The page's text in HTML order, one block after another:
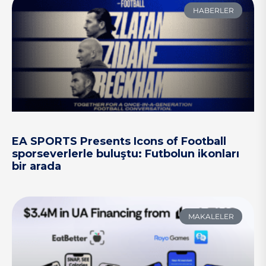
HABERLER
EA SPORTS Presents Icons of Football
sporseverlerle buluştu: Futbolun ikonları
bir arada
MAKALELER